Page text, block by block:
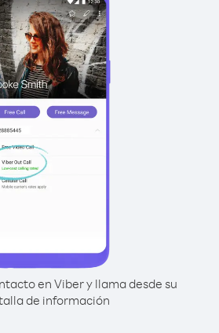
en Viber y llama desde su
de información